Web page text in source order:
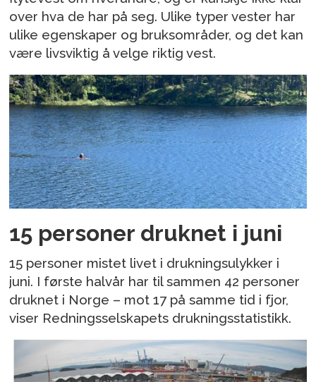
over hva de har på seg. Ulike typer vester har
ulike egenskaper og bruksområder, og det kan
være livsviktig å velge riktig vest.
15 personer druknet i juni
15 personer mistet livet i drukningsulykker i
juni. I første halvår har til sammen 42 personer
druknet i Norge – mot 17 på samme tid i fjor,
viser Redningsselskapets drukningsstatistikk.